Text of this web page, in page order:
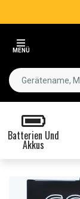
MENÜ
Batterien Und
Akkus